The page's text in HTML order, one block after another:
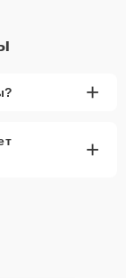
+
+